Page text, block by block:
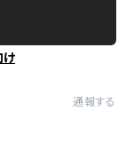
け
通報する